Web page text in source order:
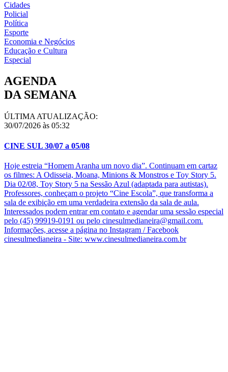
Cidades
Policial
Política
Esporte
Economia e Negócios
Educação e Cultura
Especial
AGENDA
DA SEMANA
ÚLTIMA ATUALIZAÇÃO:
30/07/2026 às 05:32
CINE SUL 30/07 a 05/08
Hoje estreia “Homem Aranha um novo dia”. Continuam em cartaz
os filmes: A Odisseia, Moana, Minions & Monstros e Toy Story 5.
Dia 02/08, Toy Story 5 na Sessão Azul (adaptada para autistas).
Professores, conheçam o projeto “Cine Escola”, que transforma a
sala de exibição em uma verdadeira extensão da sala de aula.
Interessados podem entrar em contato e agendar uma sessão especial
pelo (45) 99919-0191 ou pelo cinesulmedianeira@gmail.com.
Informações, acesse a página no Instagram / Facebook
cinesulmedianeira - Site: www.cinesulmedianeira.com.br